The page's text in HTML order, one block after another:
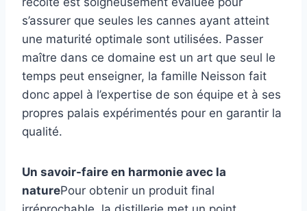
s’assurer que seules les cannes ayant atteint
une maturité optimale sont utilisées. Passer
maître dans ce domaine est un art que seul le
temps peut enseigner, la famille Neisson fait
donc appel à l’expertise de son équipe et à ses
propres palais expérimentés pour en garantir la
qualité.
Un savoir-faire en harmonie avec la
naturePour obtenir un produit final